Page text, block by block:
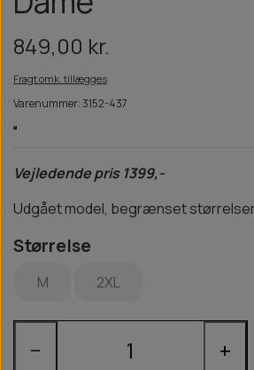
849,00 kr.
Fragt omk. tillægges
Varenummer: 3152-437
Vejledende pris 1399,-
Udgået model, begrænset
Størrelse
M 2XL
− +